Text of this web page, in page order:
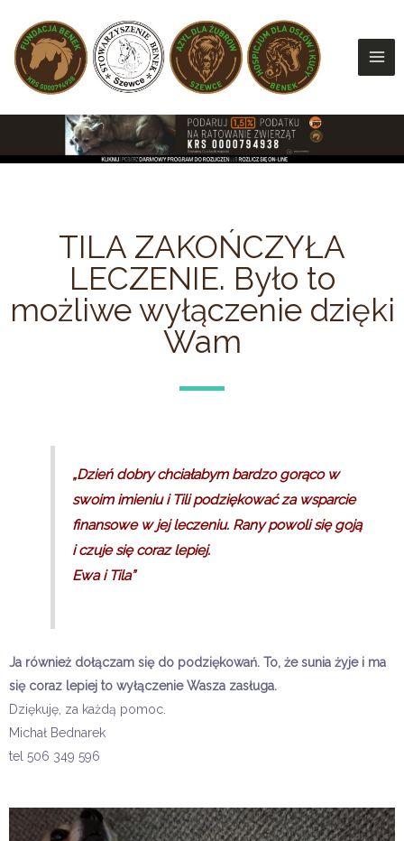
content
TILA ZAKOŃCZYŁA
LECZENIE. Było to
możliwe wyłączenie dzięki
Wam
„Dzień dobry chciałabym bardzo gorąco w
swoim imieniu i Tili podziękować za wsparcie
finansowe w jej leczeniu. Rany powoli się goją
i czuje się coraz lepiej.
Ewa i Tila”
Ja również dołączam się do podziękowań. To, że sunia żyje i ma
się coraz lepiej to wyłączenie Wasza zasługa.
Dziękuję, za każdą pomoc.
Michał Bednarek
tel 506 349 596